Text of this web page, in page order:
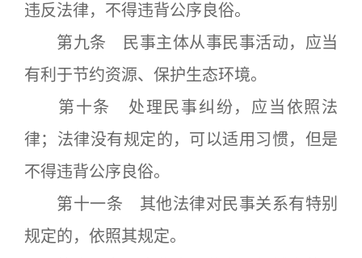
违反法律，不得违背公序良俗。
第九条 民事主体从事民事活动，应当
有利于节约资源、保护生态环境。
第十条 处理民事纠纷，应当依照法
律；法律没有规定的，可以适用习惯，但是
不得违背公序良俗。
第十一条 其他法律对民事关系有特别
规定的，依照其规定。